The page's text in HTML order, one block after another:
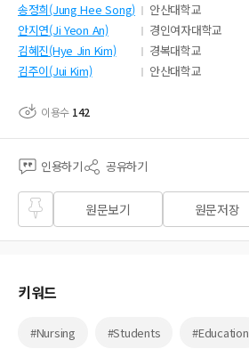
송정희(Jung Hee Song)
안산대학교
안지연(Ji Yeon An)
경인여자대학교
김혜진(Hye Jin Kim)
경복대학교
김주이(Jui Kim)
안산대학교
이용수 142
인용하기 공유하기
즐겨
찾기
원문보기 원문저장
키워드
#Nursing #Students #Education